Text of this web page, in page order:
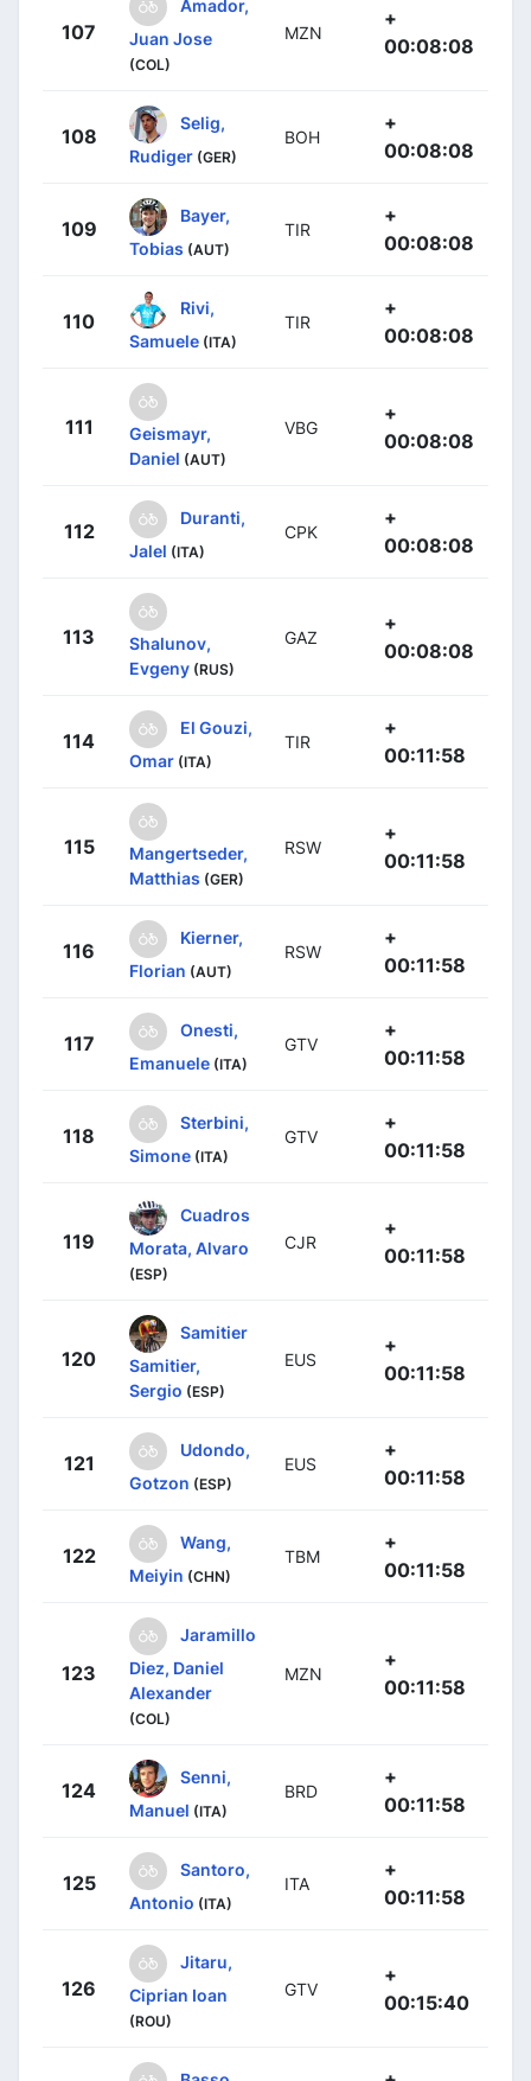
107
Amador,
Juan Jose
(COL)
MZN
+
00:08:08
108
Selig,
Rudiger (GER)
BOH
+
00:08:08
109
Bayer,
Tobias (AUT)
TIR
+
00:08:08
110
Rivi,
Samuele (ITA)
TIR
+
00:08:08
111
Geismayr,
Daniel (AUT)
VBG
+
00:08:08
112
Duranti,
Jalel (ITA)
CPK
+
00:08:08
113
Shalunov,
Evgeny (RUS)
GAZ
+
00:08:08
114
El Gouzi,
Omar (ITA)
TIR
+
00:11:58
115
Mangertseder,
Matthias (GER)
RSW
+
00:11:58
116
Kierner,
Florian (AUT)
RSW
+
00:11:58
117
Onesti,
Emanuele (ITA)
GTV
+
00:11:58
118
Sterbini,
Simone (ITA)
GTV
+
00:11:58
119
Cuadros
Morata, Alvaro
(ESP)
CJR
+
00:11:58
120
Samitier
Samitier,
Sergio (ESP)
EUS
+
00:11:58
121
Udondo,
Gotzon (ESP)
EUS
+
00:11:58
122
Wang,
Meiyin (CHN)
TBM
+
00:11:58
123
Jaramillo
Diez, Daniel
Alexander
(COL)
MZN
+
00:11:58
124
Senni,
Manuel (ITA)
BRD
+
00:11:58
125
Santoro,
Antonio (ITA)
ITA
+
00:11:58
126
Jitaru,
Ciprian Ioan
(ROU)
GTV
+
00:15:40